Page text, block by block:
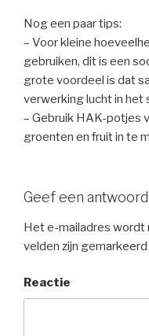
Nog een paar tips:
– Voor kleine
gebruiken, dit is een
grote voordeel is dat
verwerking lucht in het
– Gebruik HAK-potjes
groenten en fruit in te
Geef een antwoord
Het e-mailadres wordt
velden zijn
Reactie